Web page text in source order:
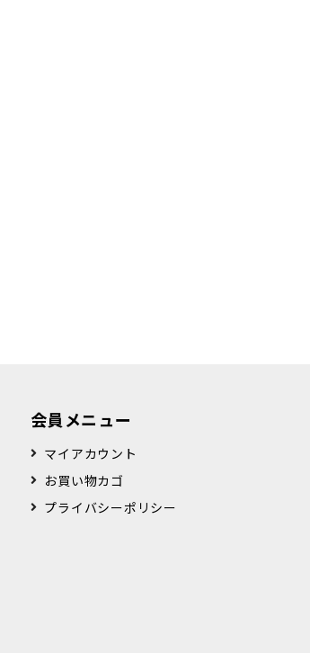
会員メニュー
マイアカウント
お買い物カゴ
プライバシーポリシー